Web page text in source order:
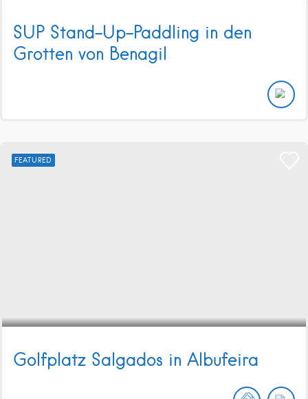
SUP Stand-Up-Paddling in den
Grotten von Benagil
FEATURED
Golfplatz Salgados in Albufeira